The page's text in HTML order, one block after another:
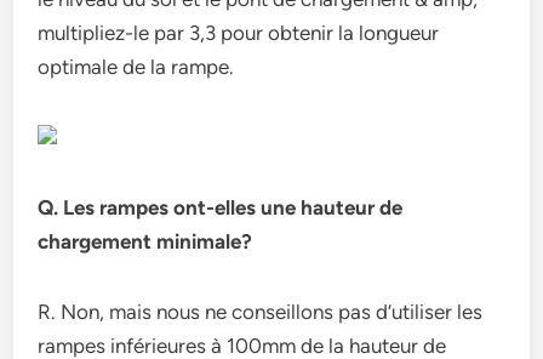
multipliez-le par 3,3 pour obtenir la longueur
optimale de la rampe.
Q. Les rampes ont-elles une hauteur de
chargement minimale?
R. Non, mais nous ne conseillons pas d’utiliser les
rampes inférieures à 100mm de la hauteur de